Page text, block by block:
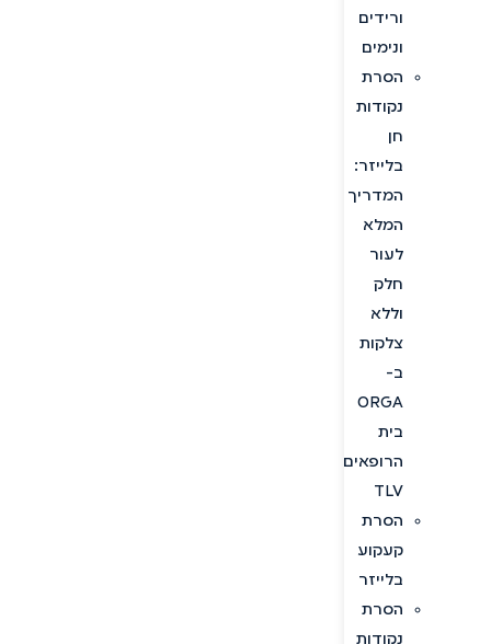
ורידים
ונימים
הסרת
נקודות
חן
בלייזר:
המדריך
המלא
לעור
חלק
וללא
צלקות
ב-
ORGA
בית
הרופאים
TLV
הסרת
קעקוע
בלייזר
הסרת
נקודות